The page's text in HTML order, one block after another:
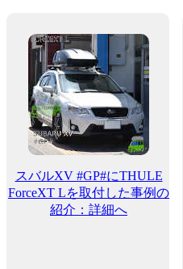
スバルXV #GP#にTHULE
ForceXT Lを取付した事例の
紹介：詳細へ